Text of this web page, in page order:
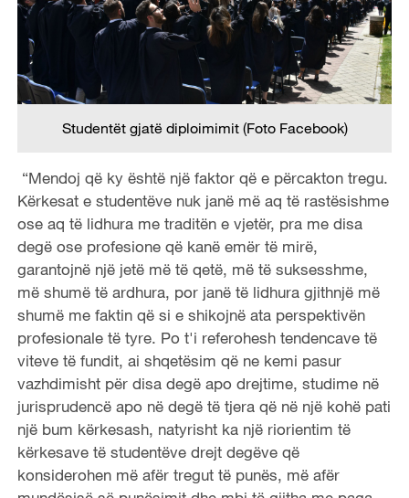
Studentët gjatë diploimimit (Foto Facebook)
“Mendoj që ky është një faktor që e përcakton tregu.
Kërkesat e studentëve nuk janë më aq të rastësishme
ose aq të lidhura me traditën e vjetër, pra me disa
degë ose profesione që kanë emër të mirë,
garantojnë një jetë më të qetë, më të suksesshme,
më shumë të ardhura, por janë të lidhura gjithnjë më
shumë me faktin që si e shikojnë ata perspektivën
profesionale të tyre. Po t'i referohesh tendencave të
viteve të fundit, ai shqetësim që ne kemi pasur
vazhdimisht për disa degë apo drejtime, studime në
jurisprudencë apo në degë të tjera që në një kohë pati
një bum kërkesash, natyrisht ka një riorientim të
kërkesave të studentëve drejt degëve që
konsiderohen më afër tregut të punës, më afër